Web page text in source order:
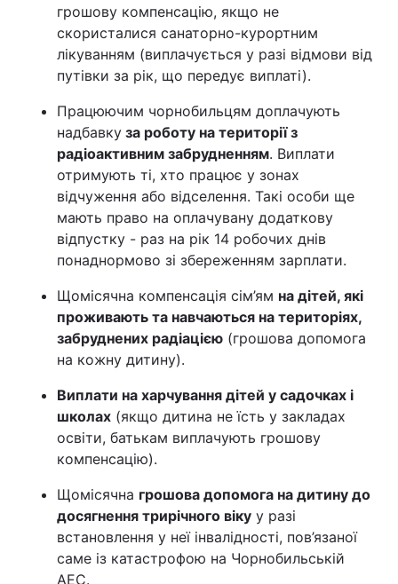
грошову компенсацію, якщо не
скористалися санаторно-курортним
лікуванням (виплачується у разі відмови від
путівки за рік, що передує виплаті).
Працюючим чорнобильцям доплачують
надбавку за роботу на території з
радіоактивним забрудненням. Виплати
отримують ті, хто працює у зонах
відчуження або відселення. Такі особи ще
мають право на оплачувану додаткову
відпустку - раз на рік 14 робочих днів
понаднормово зі збереженням зарплати.
Щомісячна компенсація сім’ям на дітей, які
проживають та навчаються на територіях,
забруднених радіацією (грошова допомога
на кожну дитину).
Виплати на харчування дітей у садочках і
школах (якщо дитина не їсть у закладах
освіти, батькам виплачують грошову
компенсацію).
Щомісячна грошова допомога на дитину до
досягнення трирічного віку у разі
встановлення у неї інвалідності, пов’язаної
саме із катастрофою на Чорнобильській
АЕС.